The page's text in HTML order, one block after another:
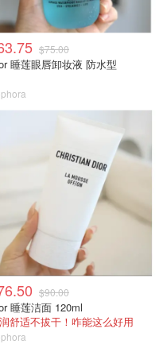
$75.00
睡莲眼唇卸妆液 防水型
$90.00
睡莲洁面 120ml
舒适不拔干！咋能这么好用